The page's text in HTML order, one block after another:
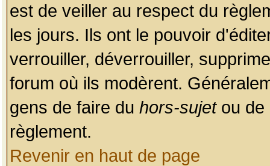
est de veiller au respect du
les jours. Ils ont le pouvoir
verrouiller, déverrouiller,
forum où ils modèrent.
gens de faire du hors-sujetou de
règlement.
Revenir en haut de page